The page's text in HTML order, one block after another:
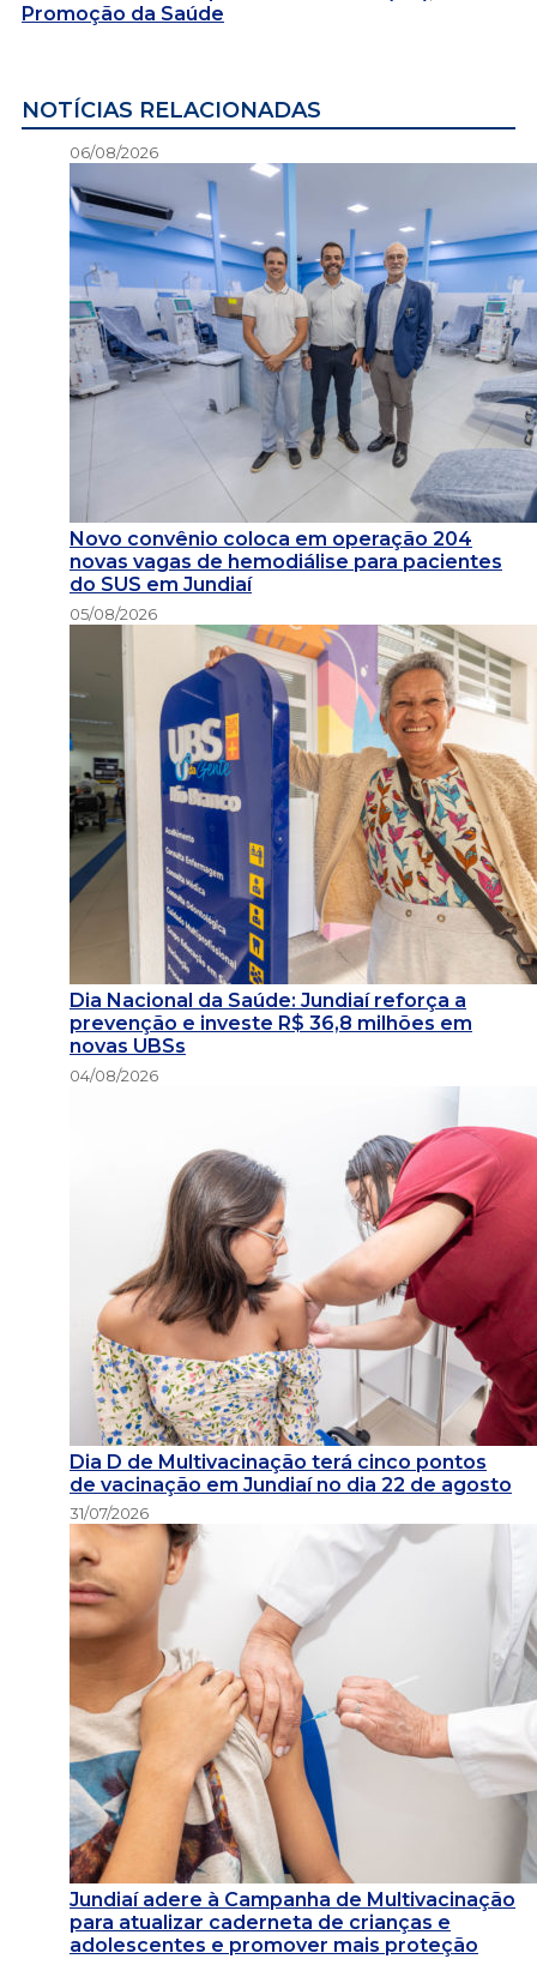
Promoção da Saúde
NOTÍCIAS RELACIONADAS
06/08/2026
Novo convênio coloca em operação 204
novas vagas de hemodiálise para pacientes
do SUS em Jundiaí
05/08/2026
Dia Nacional da Saúde: Jundiaí reforça a
prevenção e investe R$ 36,8 milhões em
novas UBSs
04/08/2026
Dia D de Multivacinação terá cinco pontos
de vacinação em Jundiaí no dia 22 de agosto
31/07/2026
Jundiaí adere à Campanha de Multivacinação
para atualizar caderneta de crianças e
adolescentes e promover mais proteção